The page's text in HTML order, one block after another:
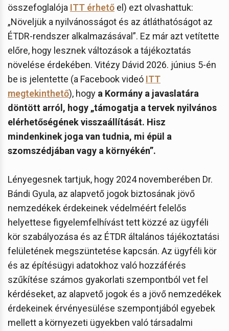
összefoglalója ITT érhető el) ezt olvashattuk:
„Növeljük a nyilvánosságot és az átláthatóságot az
ÉTDR-rendszer alkalmazásával”. Ez már azt vetítette
előre, hogy lesznek változások a tájékoztatás
növelése érdekében. Vitézy Dávid 2026. június 5-én
be is jelentette (a Facebook videó ITT
megtekinthető), hogy a Kormány a javaslatára
döntött arról, hogy „támogatja a tervek nyilvános
elérhetőségének visszaállítását. Hisz
mindenkinek joga van tudnia, mi épül a
szomszédjában vagy a környékén”.
Lényegesnek tartjuk, hogy 2024 novemberében Dr.
Bándi Gyula, az alapvető jogok biztosának jövő
nemzedékek érdekeinek védelméért felelős
helyettese figyelemfelhívást tett közzé az ügyféli
kör szabályozása és az ÉTDR általános tájékoztatási
felületének megszüntetése kapcsán. Az ügyféli kör
és az építésügyi adatokhoz való hozzáférés
szűkítése számos gyakorlati szempontból vet fel
kérdéseket, az alapvető jogok és a jövő nemzedékek
érdekeinek érvényesülése szempontjából egyebek
mellett a környezeti ügyekben való társadalmi